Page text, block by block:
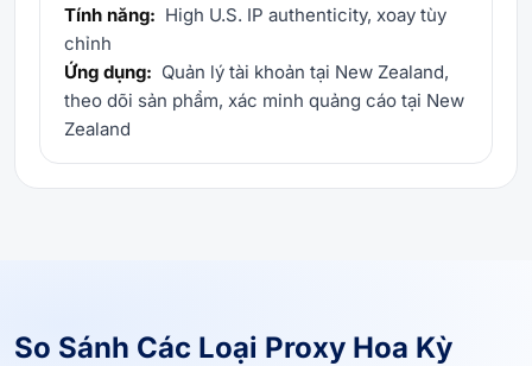
Tính năng: High U.S. IP authenticity, xoay tùy
chỉnh
Ứng dụng: Quản lý tài khoản tại New Zealand,
theo dõi sản phẩm, xác minh quảng cáo tại New
Zealand
So Sánh Các Loại Proxy Hoa Kỳ